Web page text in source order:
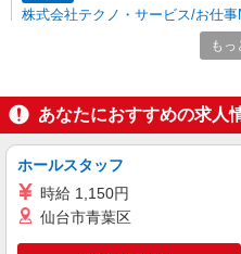
株式会社テクノ・サービス/お仕事
マシンオペレ
京都府綾
キープ
派遣社員
株式会社テクノ・サービス/お仕事
機械オペレー
もっ
あなたにおすすめの求人
ホールスタッフ
時給 1,150円
仙台市青葉区